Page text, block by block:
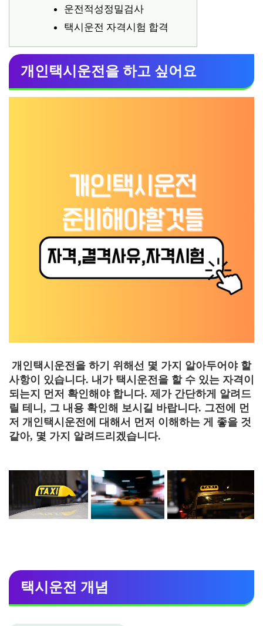
운전적성정밀검사
택시운전 자격시험 합격
개인택시운전을 하고 싶어요
개인택시운전을 하기 위해선 몇 가지 알아두어야 할
사항이 있습니다. 내가 택시운전을 할 수 있는 자격이
되는지 먼저 확인해야 합니다. 제가 간단하게 알려드
릴 테니, 그 내용 확인해 보시길 바랍니다. 그전에 먼
저 개인택시운전에 대해서 먼저 이해하는 게 좋을 것
같아, 몇 가지 알려드리겠습니다.
택시운전 개념